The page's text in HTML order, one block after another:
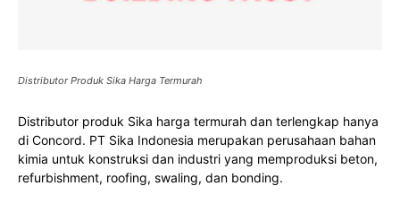
Distributor Produk Sika Harga Termurah
Distributor produk Sika harga termurah dan terlengkap hanya
di Concord. PT Sika Indonesia merupakan perusahaan bahan
kimia untuk konstruksi dan industri yang memproduksi beton,
refurbishment, roofing, swaling, dan bonding.